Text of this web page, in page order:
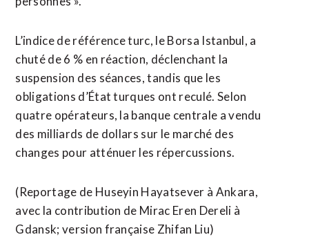
L’indice de référence turc, le Borsa Istanbul, a
chuté de 6 % en réaction, déclenchant la
suspension ⁠des séances, tandis que les
obligations d’État turques ont reculé. Selon
quatre opérateurs, la banque centrale a vendu
des milliards de dollars sur le marché des
changes pour atténuer les répercussions.
(Reportage ​de Huseyin Hayatsever à Ankara,
avec la contribution de Mirac Eren ​Dereli à
Gdansk; version française Zhifan Liu)